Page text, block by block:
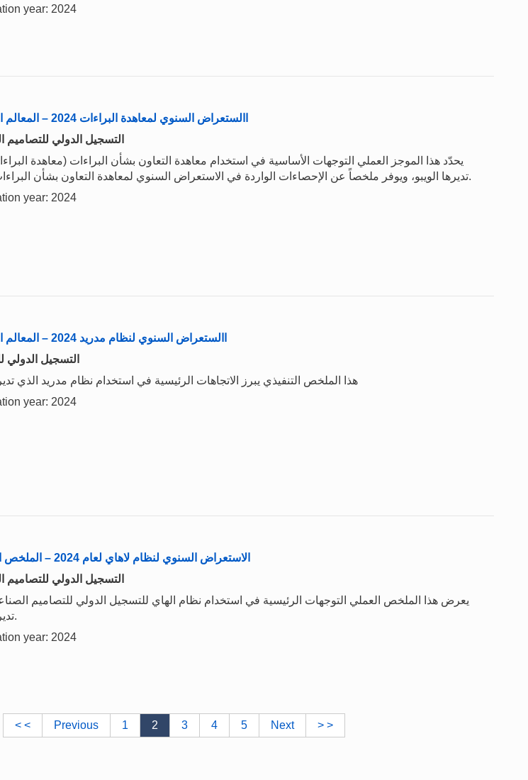
year: 2024
االستعراض السنوي لمعاهدة البراءات 2024 – المعالم الرئيسية
التسجيل الدولي للتصاميم
يحدّد هذا الموجز العملي التوجهات الأساسية في استخدام معاهدة التعاون بشأن البراءات (معاهدة
تديرها الويبو، ويوفر ملخصاً عن الإحصاءات الواردة في الاستعراض السنوي لمعاهدة التعاون بشأن البراءات 2024.
year: 2024
االستعراض السنوي لنظام مدريد 2024 – المعالم الرئيسية
التسجيل الدولي
هذا الملخص التنفيذي يبرز الاتجاهات الرئيسية في استخدام نظام مدريد الذي
year: 2024
الاستعراض السنوي لنظام لاهاي لعام 2024 – الملخص التنفيذي
التسجيل الدولي للتصاميم
يعرض هذا الملخص العملي التوجهات الرئيسية في استخدام نظام الهاي للتسجيل الدولي للتصاميم
تديره الويبو.
year: 2024
< < Previous 1 2 3 4 5 Next > >